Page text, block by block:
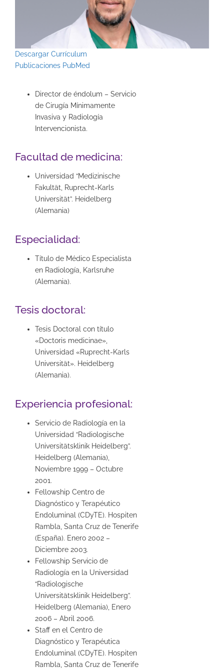
Descargar Currículum
Publicaciones PubMed
Director de éndolum – Servicio
de Cirugía Mínimamente
Invasiva y Radiología
Intervencionista.
Facultad de medicina:
Universidad “Medizinische
Fakultät, Ruprecht-Karls
Universität”. Heidelberg
(Alemania)
Especialidad:
Título de Médico Especialista
en Radiología, Karlsruhe
(Alemania).
Tesis doctoral:
Tesis Doctoral con título
«Doctoris medicinae»,
Universidad «Ruprecht-Karls
Universität». Heidelberg
(Alemania).
Experiencia profesional:
Servicio de Radiología en la
Universidad “Radiologische
Universitätsklinik Heidelberg”.
Heidelberg (Alemania),
Noviembre 1999 – Octubre
2001.
Fellowship Centro de
Diagnóstico y Terapéutico
Endoluminal (CDyTE). Hospiten
Rambla, Santa Cruz de Tenerife
(España). Enero 2002 –
Diciembre 2003.
Fellowship Servicio de
Radiología en la Universidad
“Radiologische
Universitätsklinik Heidelberg”.
Heidelberg (Alemania), Enero
2006 – Abril 2006.
Staff en el Centro de
Diagnóstico y Terapéutica
Endoluminal (CDyTE). Hospiten
Rambla, Santa Cruz de Tenerife